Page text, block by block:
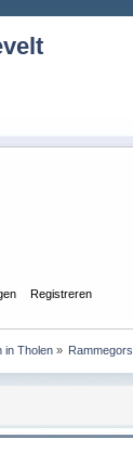
Registreren
in Tholen» Rammegors